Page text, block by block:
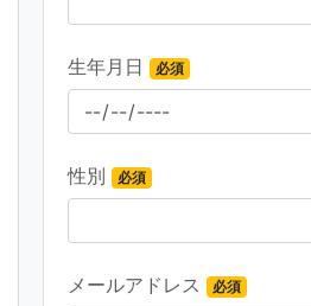
生年月日 必須
性別 必須
メールアドレス 必須